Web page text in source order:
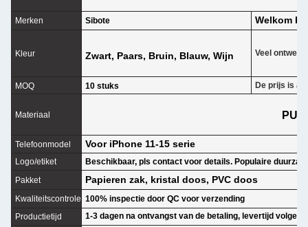
Merken Sibote Welkom bij
Kleur Zwart, Paars, Bruin, Blauw, Wijn Veel
MOQ 10 stuks De prijs is
Materiaal
Telefoonmodel Voor iPhone 11-15 serie
Logo/etiket
Beschikbaar, pls contact voor details. Populaire
Pakket
Papieren zak, kristal doos, PVC doos
Kwaliteitscontrole 100% inspectie door QC voor verzending
Productietijd
1-3 dagen na ontvangst van de betaling, levertijd